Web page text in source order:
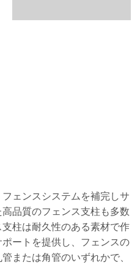
ェンスシステムを補完しサ
品質のフェンス支柱も多数
柱は耐久性のある素材で作
ートを提供し、フェンスの
または角管のいずれかで、